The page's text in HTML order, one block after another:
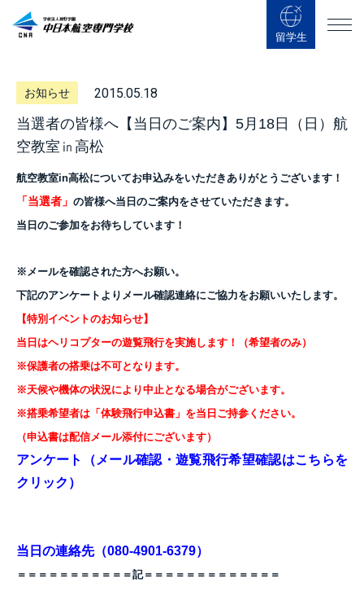
留学生
お知らせ 2015.05.18
当選者の皆様へ【当日のご案内】5月18日（日）航
空教室㏌高松
航空教室in高松についてお申込みをいただきありがとうございます！
「当選者」 の皆様へ当日のご案内をさせていただきます。
当日のご参加をお待ちしています！
※メールを確認された方へお願い。
下記のアンケートよりメール確認連絡にご協力をお願いいたします。
【特別イベントのお知らせ】
当日はヘリコプターの遊覧飛行を実施します！（希望者のみ）
※保護者の搭乗は不可となります。
※天候や機体の状況により中止となる場合がございます。
※搭乗希望者は「体験飛行申込書」を当日ご持参ください。
（申込書は配信メール添付にございます）
アンケート（メール確認・遊覧飛行希望確認はこちらを
クリック）
当日の連絡先（080-4901-6379）
＝＝＝＝＝＝＝＝＝＝＝記＝＝＝＝＝＝＝＝＝＝＝＝＝